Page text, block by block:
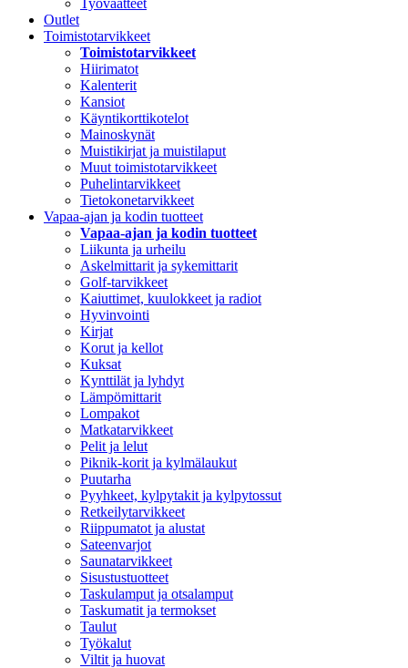
Työvaatteet
Outlet
Toimistotarvikkeet
Toimistotarvikkeet
Hiirimatot
Kalenterit
Kansiot
Käyntikorttikotelot
Mainoskynät
Muistikirjat ja muistilaput
Muut toimistotarvikkeet
Puhelintarvikkeet
Tietokonetarvikkeet
Vapaa-ajan ja kodin tuotteet
Vapaa-ajan ja kodin tuotteet
Liikunta ja urheilu
Askelmittarit ja sykemittarit
Golf-tarvikkeet
Kaiuttimet, kuulokkeet ja radiot
Hyvinvointi
Kirjat
Korut ja kellot
Kuksat
Kynttilät ja lyhdyt
Lämpömittarit
Lompakot
Matkatarvikkeet
Pelit ja lelut
Piknik-korit ja kylmälaukut
Puutarha
Pyyhkeet, kylpytakit ja kylpytossut
Retkeilytarvikkeet
Riippumatot ja alustat
Sateenvarjot
Saunatarvikkeet
Sisustustuotteet
Taskulamput ja otsalamput
Taskumatit ja termokset
Taulut
Työkalut
Viltit ja huovat